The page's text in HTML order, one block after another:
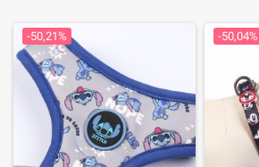
-50,21% -50,04%